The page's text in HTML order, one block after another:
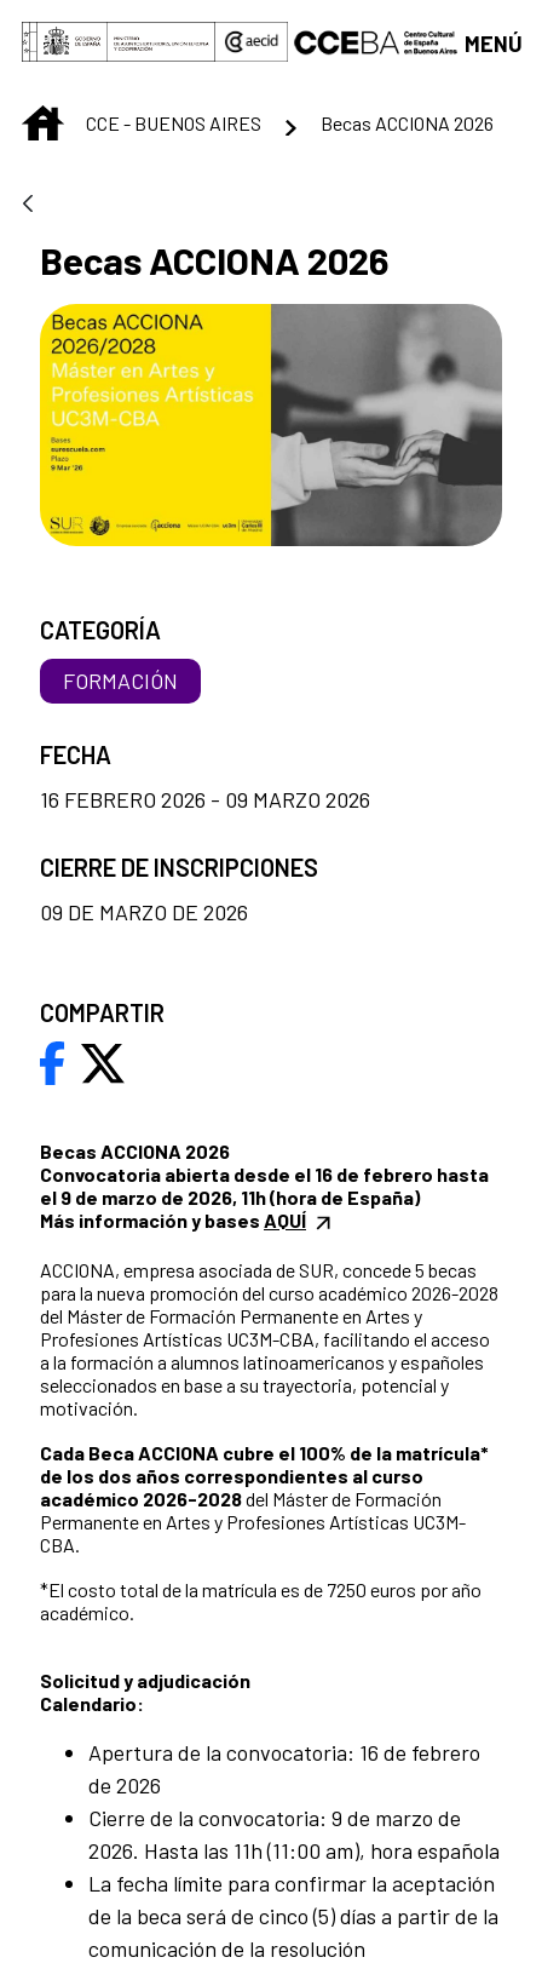
Saltar al contenido principal
MENÚ
INICIOCCE - BUENOS AIRES Becas ACCIONA 2026
Becas ACCIONA 2026
Becas ACCIONA 2026
Convocatoria abierta desde el 16 de febrero hasta
el 9 de marzo de 2026, 11h (hora de España)
Más información y bases AQUÍ
ACCIONA, empresa asociada de SUR, concede 5 becas
para la nueva promoción del curso académico 2026-2028
del Máster de Formación Permanente en Artes y
Profesiones Artísticas UC3M-CBA, facilitando el acceso
a la formación a alumnos latinoamericanos y españoles
seleccionados en base a su trayectoria, potencial y
motivación.
Cada Beca ACCIONA cubre el 100% de la matrícula*
de los dos años correspondientes al curso
académico 2026-2028del Máster de Formación
Permanente en Artes y Profesiones Artísticas UC3M-
CBA.
*El costo total de la matrícula es de 7250 euros por año
académico.
Solicitud y adjudicación
Calendario:
Apertura de la convocatoria: 16 de febrero
de 2026
Cierre de la convocatoria: 9 de marzo de
2026. Hasta las 11h (11:00 am), hora española
La fecha límite para confirmar la aceptación
de la beca será de cinco (5) días a partir de la
comunicación de la resolución
CATEGORÍA
FORMACIÓN
FECHA
16 FEBRERO 2026 - 09 MARZO 2026
CIERRE DE INSCRIPCIONES
09 DE MARZO DE 2026
COMPARTIR